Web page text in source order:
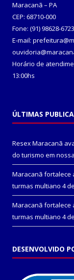
Maracanã – PA
CEP: 68710-000
Fone: (91) 98628-6723
E-mail:
Horário de
13:00hs
ÚLTIMAS
Resex Maracanã
do turismo em
Maracanã fortalece
turmas multiano 4
Maracanã fortalece
turmas multiano 4
DESENVOLVIDO